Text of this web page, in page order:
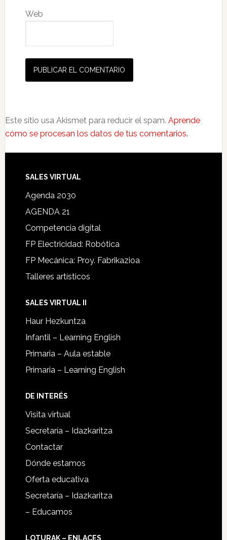
Web
Este sitio usa Akismet para reducir el spam. Aprende
cómo se procesan los datos de tus comentarios.
SALES VIRTUAL
Agenda 2030
AGENDA 21
Competencia digital
FP Electricidad: Robótica
FP Mecánica: Proy. Fabrikazioa
Talleres artísticos
SALES VIRTUAL II
Haur Hezkuntza
Infantil – Learning English
Primaria – Aula estable
Primaria – Learning English
DE INTERÉS
Visita virtual
Secretaría – Idazkaritza
Contactar
Dónde estamos
Oferta educativa
Secretaría – Idazkaritza
– Educamos
LOTURAK – ENLACES